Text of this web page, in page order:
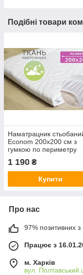
Подібні товари
Наматрацник
Econom 200х200 см з
гумкою по периметру
1 190 ₴
Купити
Про нас
97% позитивних з
Працює з
м. Харків
вул. Полтавський